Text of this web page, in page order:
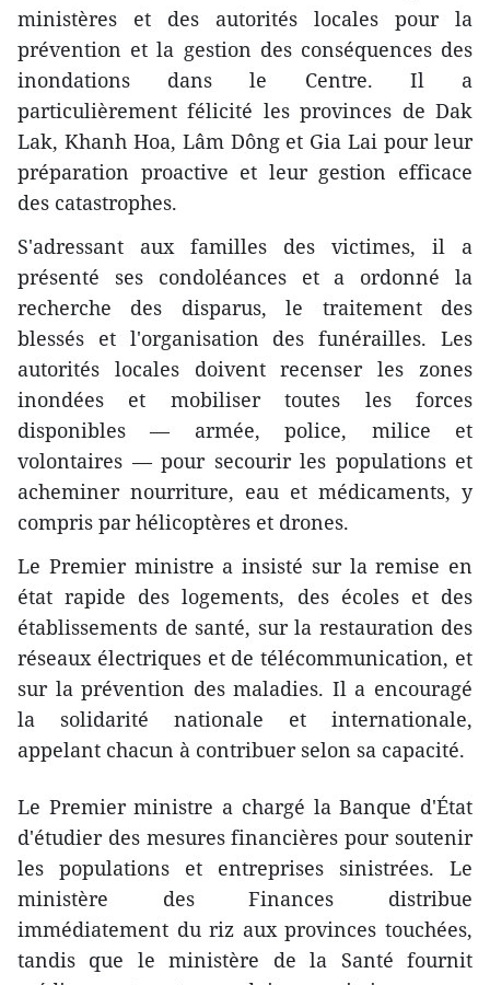
ministères et des autorités locales pour la
prévention et la gestion des conséquences des
inondations dans le Centre. Il a
particulièrement félicité les provinces de Dak
Lak, Khanh Hoa, Lâm Dông et Gia Lai pour leur
préparation proactive et leur gestion efficace
des catastrophes.
S'adressant aux familles des victimes, il a
présenté ses condoléances et a ordonné la
recherche des disparus, le traitement des
blessés et l'organisation des funérailles. Les
autorités locales doivent recenser les zones
inondées et mobiliser toutes les forces
disponibles — armée, police, milice et
volontaires — pour secourir les populations et
acheminer nourriture, eau et médicaments, y
compris par hélicoptères et drones.
Le Premier ministre a insisté sur la remise en
état rapide des logements, des écoles et des
établissements de santé, sur la restauration des
réseaux électriques et de télécommunication, et
sur la prévention des maladies. Il a encouragé
la solidarité nationale et internationale,
appelant chacun à contribuer selon sa capacité.
Le Premier ministre a chargé la Banque d'État
d'étudier des mesures financières pour soutenir
les populations et entreprises sinistrées. Le
ministère des Finances distribue
immédiatement du riz aux provinces touchées,
tandis que le ministère de la Santé fournit